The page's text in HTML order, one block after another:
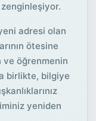
adresi olan
ötesine
öğrenmenin
birlikte, bilgiye
yeniden